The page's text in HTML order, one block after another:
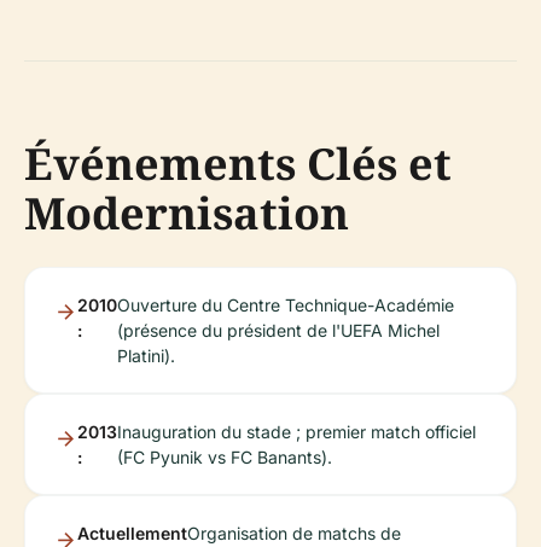
Événements Clés et
Modernisation
2010
:
Ouverture du Centre Technique-Académie
(présence du président de l'UEFA Michel
Platini).
2013
:
Inauguration du stade ; premier match officiel
(FC Pyunik vs FC Banants).
ActuellementOrganisation de matchs de